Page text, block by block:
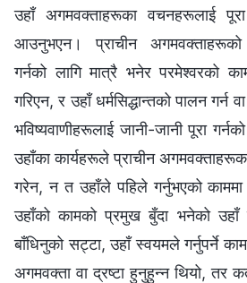
उहाँ अगमवक्ताहरूका वचनहरूलाई
आउनुभएन। प्राचीन अगमवक्ताहरूको
गर्नको लागि मात्रै भनेर परमेश्‍वरको
गरिएन, र उहाँ धर्मसिद्धान्तको पालन गर्न
भविष्यवाणीहरूलाई जानी-जानी पूरा
उहाँका कार्यहरूले प्राचीन
गरेन, न त उहाँले पहिले गर्नुभएको काममा
उहाँको कामको प्रमुख बुँदा भनेको उहाँ कुनै
बाँधिनुको सट्टा, उहाँ स्वयमले गर्नुपर्ने
अगमवक्ता वा द्रष्टा हुनुहुन्‍न थियो, तर